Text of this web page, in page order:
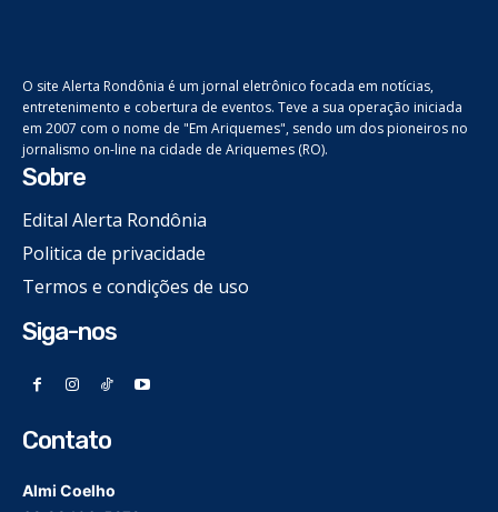
O site Alerta Rondônia é um jornal eletrônico focada em notícias,
entretenimento e cobertura de eventos. Teve a sua operação iniciada
em 2007 com o nome de "Em Ariquemes", sendo um dos pioneiros no
jornalismo on-line na cidade de Ariquemes (RO).
Sobre
Edital Alerta Rondônia
Politica de privacidade
Termos e condições de uso
Siga-nos
Contato
Almi Coelho